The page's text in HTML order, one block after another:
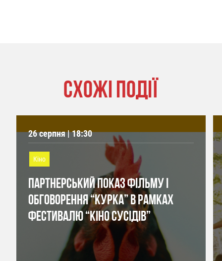
СХОЖІ ПОДІЇ
26 серпня | 18:30
Кіно
ПАРТНЕРСЬКИЙ ПОКАЗ ФІЛЬМУ І
ОБГОВОРЕННЯ “КУРКА” В РАМКАХ
ФЕСТИВАЛЮ “КІНО СУСІДІВ”